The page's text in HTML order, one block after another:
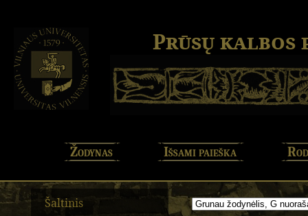
Prūsų kalbos
Žodynas Išsami paieška
Šaltinis